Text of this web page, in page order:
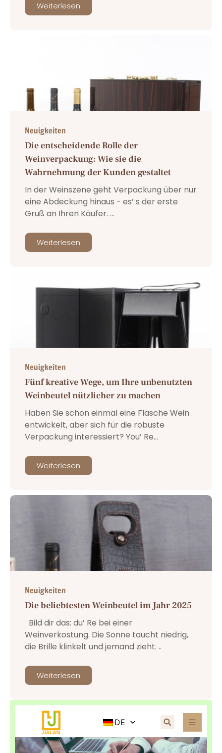
Weiterlesen
Neuigkeiten
Die entscheidende Rolle der
Weinverpackung: Wie sie die
Wahrnehmung der Kunden gestaltet
In der Weinszene geht Verpackung über nur
eine Abdeckung hinaus - es’ s der erste
Gruß an Ihren Käufer. ...
Weiterlesen
Neuigkeiten
Fünf kreative Wege, um Ihre unbenutzten
Weinbeutel nützlicher zu machen
Haben Sie schon einmal eine Flasche Wein
entwickelt, aber sich für die robuste
Verpackung interessiert? You’ Re...
Weiterlesen
Neuigkeiten
Die beliebtesten Weinbeutel im Jahr 2025
Bild dir das: du’ Re bei einer
Weinverkostung. Die Sonne taucht niedrig,
die Brille klinkelt und jemand zieht. ..
Weiterlesen
DE